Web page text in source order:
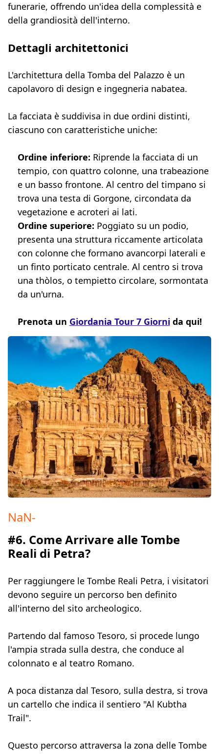
funerarie, offrendo un'idea della complessità e
della grandiosità dell'interno.
Dettagli architettonici
L'architettura della Tomba del Palazzo è un
capolavoro di design e ingegneria nabatea.
La facciata è suddivisa in due ordini distinti,
ciascuno con caratteristiche uniche:
Ordine inferiore: Riprende la facciata di un
tempio, con quattro colonne, una trabeazione
e un basso frontone. Al centro del timpano si
trova una testa di Gorgone, circondata da
vegetazione e acroteri ai lati.
Ordine superiore: Poggiato su un podio,
presenta una struttura riccamente articolata
con colonne che formano avancorpi laterali e
un finto porticato centrale. Al centro si trova
una thòlos, o tempietto circolare, sormontata
da un'urna.
Prenota un Giordania Tour 7 Giornida qui!
NaN-
#6. Come Arrivare alle Tombe
Reali di Petra?
Per raggiungere le Tombe Reali Petra, i visitatori
devono seguire un percorso ben definito
all'interno del sito archeologico.
Partendo dal famoso Tesoro, si procede lungo
l'ampia strada sulla destra, che conduce al
colonnato e al teatro Romano.
A poca distanza dal Tesoro, sulla destra, si trova
un cartello che indica il sentiero "Al Kubtha
Trail".
Questo percorso attraversa la zona delle Tombe